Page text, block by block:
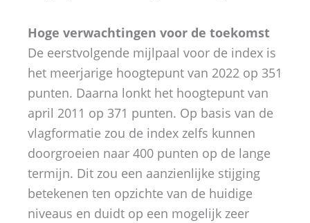
Hoge verwachtingen voor de toekomst
De eerstvolgende mijlpaal voor de index is
het meerjarige hoogtepunt van 2022 op 351
punten. Daarna lonkt het hoogtepunt van
april 2011 op 371 punten. Op basis van de
vlagformatie zou de index zelfs kunnen
doorgroeien naar 400 punten op de lange
termijn. Dit zou een aanzienlijke stijging
betekenen ten opzichte van de huidige
niveaus en duidt op een mogelijk zeer